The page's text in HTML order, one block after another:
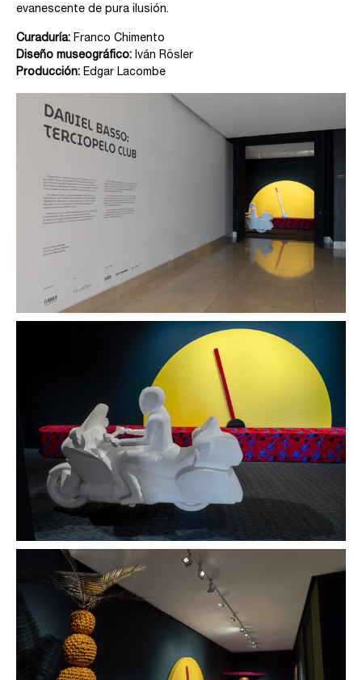
evanescente de pura ilusión.
Curaduría: Franco Chimento
Diseño museográfico: Iván Rösler
Producción: Edgar Lacombe